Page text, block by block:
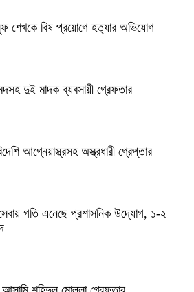
শেখকে বিষ প্রয়োগে হত্যার অভিযোগ
দুই মাদক ব্যবসায়ী গ্রেফতার
আগ্নেয়াস্ত্রসহ অস্ত্রধারী গ্রেপ্তার
গতি এনেছে প্রশাসনিক উদ্যোগ, ১-২